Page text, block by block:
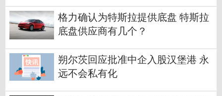
格力确认为特斯拉提供底盘 特斯拉
底盘供应商有几个？
朔尔茨回应批准中企入股汉堡港 永
远不会私有化